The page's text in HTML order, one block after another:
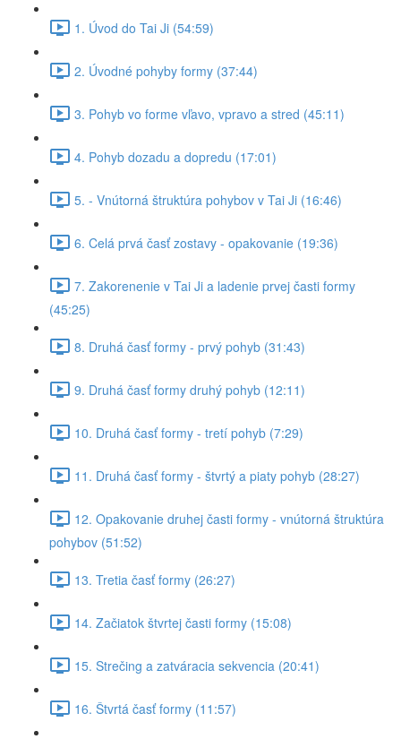
1. Úvod do Tai Ji (54:59)
2. Úvodné pohyby formy (37:44)
3. Pohyb vo forme vľavo, vpravo a stred (45:11)
4. Pohyb dozadu a dopredu (17:01)
5. - Vnútorná štruktúra pohybov v Tai Ji (16:46)
6. Celá prvá časť zostavy - opakovanie (19:36)
7. Zakorenenie v Tai Ji a ladenie prvej časti formy
(45:25)
8. Druhá časť formy - prvý pohyb (31:43)
9. Druhá časť formy druhý pohyb (12:11)
10. Druhá časť formy - tretí pohyb (7:29)
11. Druhá časť formy - štvrtý a piaty pohyb (28:27)
12. Opakovanie druhej časti formy - vnútorná štruktúra
pohybov (51:52)
13. Tretia časť formy (26:27)
14. Začiatok štvrtej časti formy (15:08)
15. Strečing a zatváracia sekvencia (20:41)
16. Štvrtá časť formy (11:57)